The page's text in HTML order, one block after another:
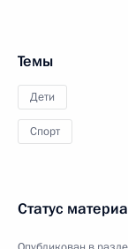
Темы
Дети
Спорт
Статус